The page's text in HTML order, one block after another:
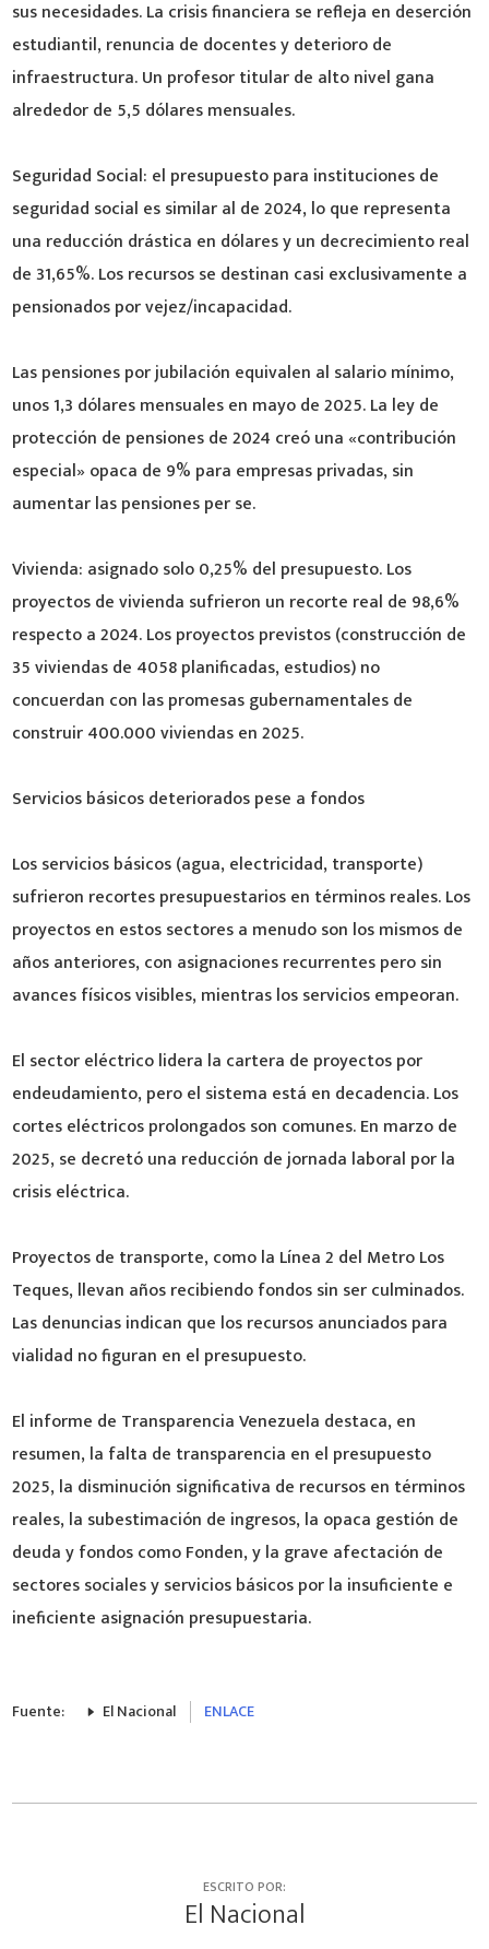
sus necesidades. La crisis financiera se refleja en deserción
estudiantil, renuncia de docentes y deterioro de
infraestructura. Un profesor titular de alto nivel gana
alrededor de 5,5 dólares mensuales.
Seguridad Social: el presupuesto para instituciones de
seguridad social es similar al de 2024, lo que representa
una reducción drástica en dólares y un decrecimiento real
de 31,65%. Los recursos se destinan casi exclusivamente a
pensionados por vejez/incapacidad.
Las pensiones por jubilación equivalen al salario mínimo,
unos 1,3 dólares mensuales en mayo de 2025. La ley de
protección de pensiones de 2024 creó una «contribución
especial» opaca de 9% para empresas privadas, sin
aumentar las pensiones per se.
Vivienda: asignado solo 0,25% del presupuesto. Los
proyectos de vivienda sufrieron un recorte real de 98,6%
respecto a 2024. Los proyectos previstos (construcción de
35 viviendas de 4058 planificadas, estudios) no
concuerdan con las promesas gubernamentales de
construir 400.000 viviendas en 2025.
Servicios básicos deteriorados pese a fondos
Los servicios básicos (agua, electricidad, transporte)
sufrieron recortes presupuestarios en términos reales. Los
proyectos en estos sectores a menudo son los mismos de
años anteriores, con asignaciones recurrentes pero sin
avances físicos visibles, mientras los servicios empeoran.
El sector eléctrico lidera la cartera de proyectos por
endeudamiento, pero el sistema está en decadencia. Los
cortes eléctricos prolongados son comunes. En marzo de
2025, se decretó una reducción de jornada laboral por la
crisis eléctrica.
Proyectos de transporte, como la Línea 2 del Metro Los
Teques, llevan años recibiendo fondos sin ser culminados.
Las denuncias indican que los recursos anunciados para
vialidad no figuran en el presupuesto.
El informe de Transparencia Venezuela destaca, en
resumen, la falta de transparencia en el presupuesto
2025, la disminución significativa de recursos en términos
reales, la subestimación de ingresos, la opaca gestión de
deuda y fondos como Fonden, y la grave afectación de
sectores sociales y servicios básicos por la insuficiente e
ineficiente asignación presupuestaria.
Fuente: El Nacional ENLACE
ESCRITO POR:
El Nacional